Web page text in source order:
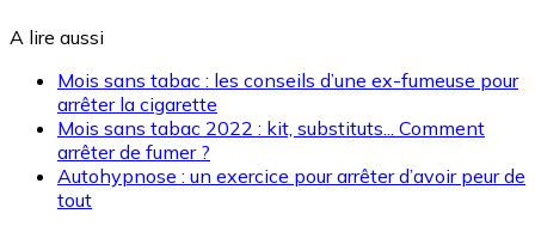
A lire aussi
Mois sans tabac : les conseils d’une ex-fumeuse pour
arrêter la cigarette
Mois sans tabac 2022 : kit, substituts... Comment
arrêter de fumer ?
Autohypnose : un exercice pour arrêter d’avoir peur de
tout